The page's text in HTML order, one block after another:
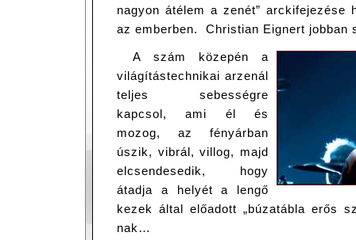
nagyon átélem a zenét” arckifejezése
az emberben. Christian Eignert
A szám közepén a
világítástechnikai arzenál
teljes sebességre
kapcsol, ami él és
mozog, az fényárban
úszik, vibrál, villog, majd
elcsendesedik, hogy
átadja a helyét a lengő
kezek által előadott „búzatábla erős
nak…